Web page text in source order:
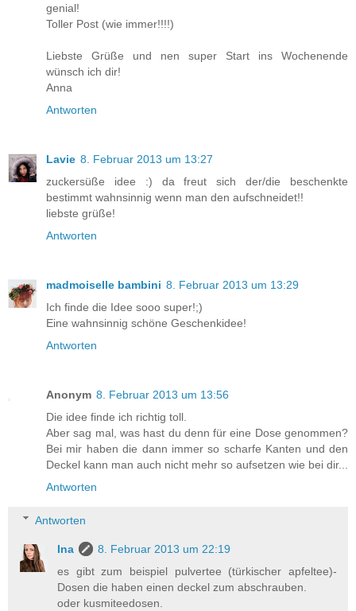
genial!
Toller Post (wie immer!!!!)
Liebste Grüße und nen super Start ins Wochenende
wünsch ich dir!
Anna
Antworten
Lavie 8. Februar 2013 um 13:27
zuckersüße idee :) da freut sich der/die beschenkte
bestimmt wahnsinnig wenn man den aufschneidet!!
liebste grüße!
Antworten
madmoiselle bambini 8. Februar 2013 um 13:29
Ich finde die Idee sooo super!;)
Eine wahnsinnig schöne Geschenkidee!
Antworten
Anonym 8. Februar 2013 um 13:56
Die idee finde ich richtig toll.
Aber sag mal, was hast du denn für eine Dose genommen?
Bei mir haben die dann immer so scharfe Kanten und den
Deckel kann man auch nicht mehr so aufsetzen wie bei dir...
Antworten
Antworten
Ina
8. Februar 2013 um 22:19
es gibt zum beispiel pulvertee (türkischer apfeltee)-
Dosen die haben einen deckel zum abschrauben.
oder kusmiteedosen.